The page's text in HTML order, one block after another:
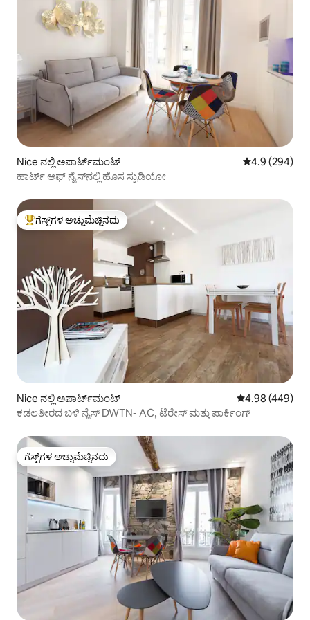
Nice ನಲ್ಲಿ ಅಪಾರ್ಟ್‌ಮಂಟ್ 5 ರಲ್ಲಿ 4.9
4.9 (294)
ಹಾರ್ಟ್ ಆಫ್ ನೈಸ್‌ನಲ್ಲಿ ಹೊಸ ಸ್ಟುಡಿಯೋ
ಗೆಸ್ಟ್‌ಗಳಿಗೆ ಅತಿ ಹೆಚ್ಚು ಅಚ್ಚುಮೆಚ್ಚಿನದು
ಗೆಸ್ಟ್‌ಗಳ ಅಚ್ಚುಮೆಚ್ಚಿನದು
Nice ನಲ್ಲಿ ಅಪಾರ್ಟ್‌ಮಂಟ್ 5 ರಲ್ಲಿ 4.98
4.98 (449)
ಕಡಲತೀರದ ಬಳಿ ನೈಸ್ DWTN- AC, ಟೆರೇಸ್ ಮತ್ತು ಪಾರ್ಕಿಂಗ್
ಗೆಸ್ಟ್‌ಗಳ ಅಚ್ಚುಮೆಚ್ಚಿನದು
ಗೆಸ್ಟ್‌ಗಳ ಅಚ್ಚುಮೆಚ್ಚಿನದು